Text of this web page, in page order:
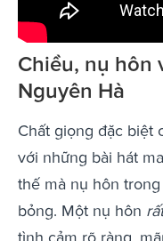
Chiều, nụ hôn
Nguyên Hà
Chất giọng đặc biệt
với những bài hát
thế mà nụ hôn
bỏng. Một nụ hôn